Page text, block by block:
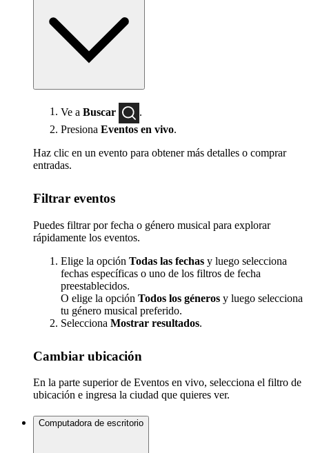
Ve a Buscar
.
Presiona Eventos en vivo.
Haz clic en un evento para obtener más detalles o comprar
entradas.
Filtrar eventos
Puedes filtrar por fecha o género musical para explorar
rápidamente los eventos.
Elige la opción Todas las fechas y luego selecciona
fechas específicas o uno de los filtros de fecha
preestablecidos.
O elige la opción Todos los géneros y luego selecciona
tu género musical preferido.
Selecciona Mostrar resultados.
Cambiar ubicación
En la parte superior de Eventos en vivo, selecciona el filtro de
ubicación e ingresa la ciudad que quieres ver.
Computadora de escritorio